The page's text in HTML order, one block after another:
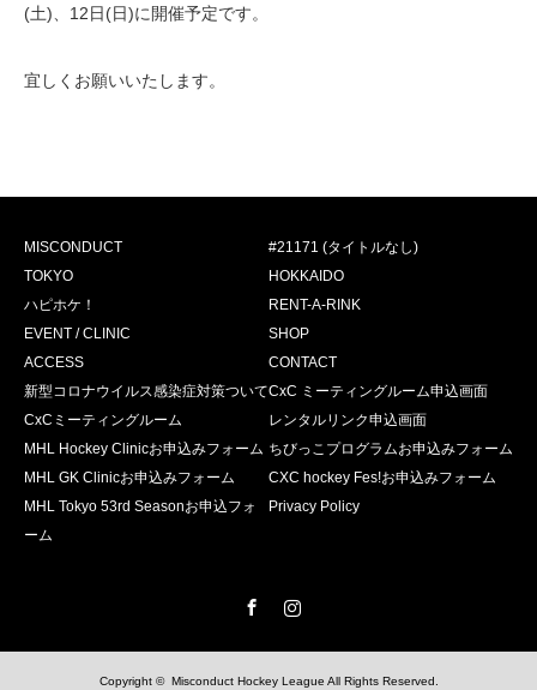
(土)、12日(日)に開催予定です。
宜しくお願いいたします。
MISCONDUCT
#21171 (タイトルなし)
TOKYO
HOKKAIDO
ハピホケ！
RENT-A-RINK
EVENT / CLINIC
SHOP
ACCESS
CONTACT
新型コロナウイルス感染症対策ついてCxC ミーティングルーム申込画面
CxCミーティングルーム
レンタルリンク申込画面
MHL Hockey Clinicお申込みフォーム ちびっこプログラムお申込みフォーム
MHL GK Clinicお申込みフォーム
CXC hockey Fes!お申込みフォーム
MHL Tokyo 53rd Seasonお申込フォ
ーム
Privacy Policy
Copyright © Misconduct Hockey League All Rights Reserved.